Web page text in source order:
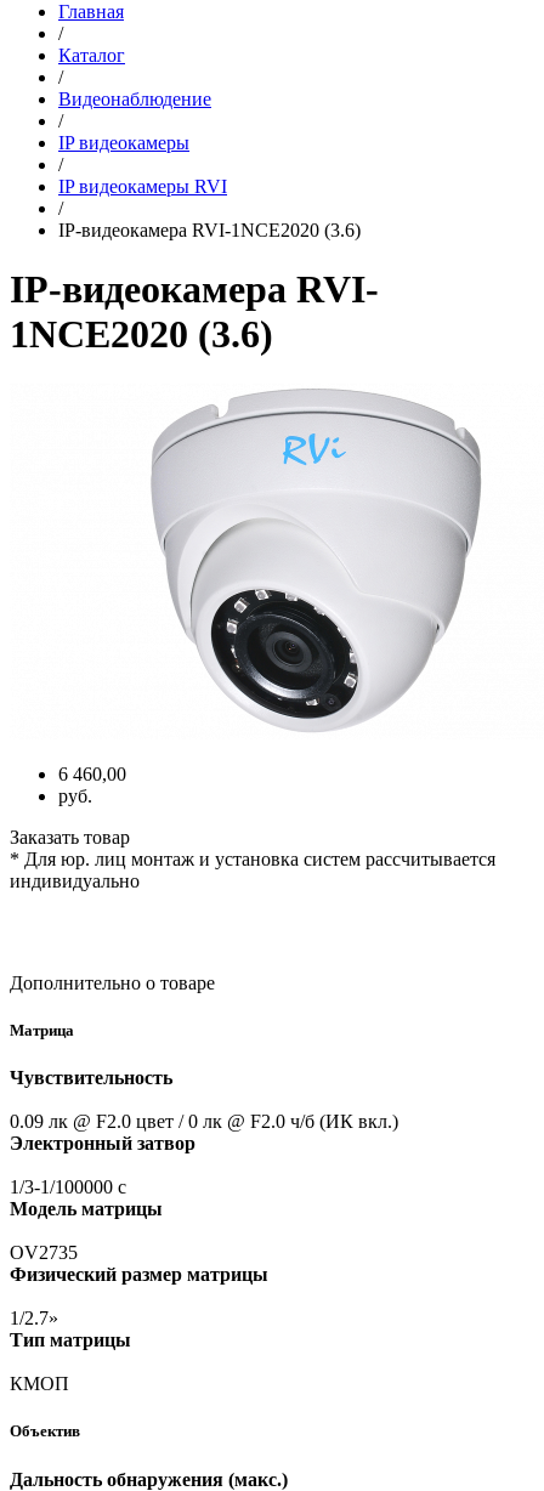
Главная
/
Каталог
/
Видеонаблюдение
/
IP видеокамеры
/
IP видеокамеры RVI
/
IP-видеокамера RVI-1NCE2020 (3.6)
IP-видеокамера RVI-
1NCE2020 (3.6)
6 460,00
руб.
Заказать товар
* Для юр. лиц монтаж и установка систем рассчитывается
индивидуально
Дополнительно о товаре
Матрица
Чувствительность
0.09 лк @ F2.0 цвет / 0 лк @ F2.0 ч/б (ИК вкл.)
Электронный затвор
1/3-1/100000 с
Модель матрицы
OV2735
Физический размер матрицы
1/2.7»
Тип матрицы
КМОП
Объектив
Дальность обнаружения (макс.)